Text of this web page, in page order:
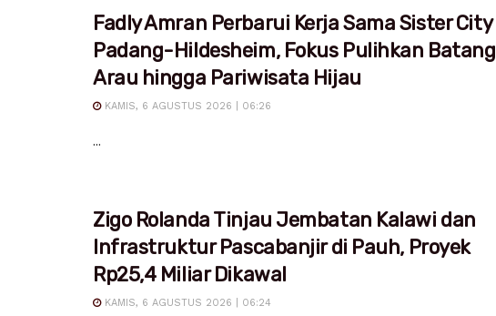
Fadly Amran Perbarui Kerja Sama Sister City
Padang-Hildesheim, Fokus Pulihkan Batang
Arau hingga Pariwisata Hijau
KAMIS, 6 AGUSTUS 2026 | 06:26
...
Zigo Rolanda Tinjau Jembatan Kalawi dan
Infrastruktur Pascabanjir di Pauh, Proyek
Rp25,4 Miliar Dikawal
KAMIS, 6 AGUSTUS 2026 | 06:24